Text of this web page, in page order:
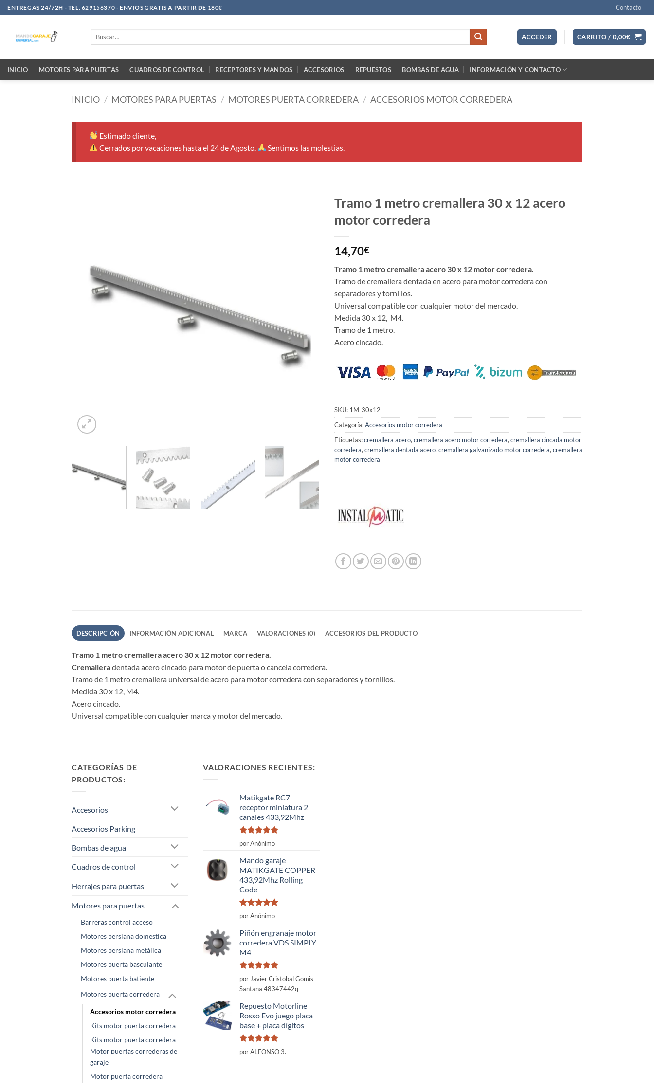
Saltar
al
ENTREGAS 24/72H - TEL. 629156370 - ENVIOS GRATIS A PARTIR DE 180€ Contacto
ACCEDER CARRITO / 0,00€
INICIO MOTORES PARA PUERTAS CUADROS DE CONTROL RECEPTORES Y MANDOS ACCESORIOS REPUESTOS BOMBAS DE AGUA INFORMACIÓN Y CONTACTO
INICIO / MOTORES PARA PUERTAS / MOTORES PUERTA CORREDERA / ACCESORIOS MOTOR CORREDERA
Estimado cliente,
Cerrados por vacaciones hasta el 24 de Agosto.
Sentimos las molestias.
Tramo 1 metro cremallera 30 x 12 acero
motor corredera
14,70€
Tramo 1 metro cremallera acero 30 x 12 motor corredera.
Tramo de cremallera dentada en acero para motor corredera con
separadores y tornillos.
Universal compatible con cualquier motor del mercado.
Medida 30 x 12, M4.
Tramo de 1 metro.
Acero cincado.
SKU: 1M-30x12
Categoría:Accesorios motor corredera
Etiquetas:cremallera acero, cremallera acero motor corredera, cremallera cincada motor
corredera, cremallera dentada acero, cremallera galvanizado motor corredera, cremallera
motor corredera
DESCRIPCIÓN INFORMACIÓN ADICIONAL MARCA VALORACIONES (0) ACCESORIOS DEL PRODUCTO
Tramo 1 metro cremallera acero 30 x 12 motor corredera.
Cremalleradentada acero cincado para motor de puerta o cancela corredera.
Tramo de 1 metro cremallera universal de acero para motor corredera con separadores y tornillos.
Medida 30 x 12, M4.
Acero cincado.
Universal compatible con cualquier marca y motor del mercado.
CATEGORÍAS DE
PRODUCTOS:
Accesorios
Accesorios Parking
Bombas de agua
Cuadros de control
Herrajes para puertas
Motores para puertas
Barreras control acceso
Motores persiana domestica
Motores persiana metálica
Motores puerta basculante
Motores puerta batiente
Motores puerta corredera
Accesorios motor corredera
Kits motor puerta corredera
Kits motor puerta corredera -
Motor puertas correderas de
garaje
Motor puerta corredera
VALORACIONES RECIENTES:
Matikgate RC7
receptor miniatura 2
canales 433,92Mhz
Valorado
con
por Anónimo
Mando garaje
MATIKGATE COPPER
433,92Mhz Rolling
Code
Valorado
con
por Anónimo
Piñón engranaje motor
corredera VDS SIMPLY
M4
Valorado
con
por Javier Cristobal Gomis
Santana 48347442q
Repuesto Motorline
Rosso Evo juego placa
base + placa dígitos
Valorado
con
por ALFONSO 3.